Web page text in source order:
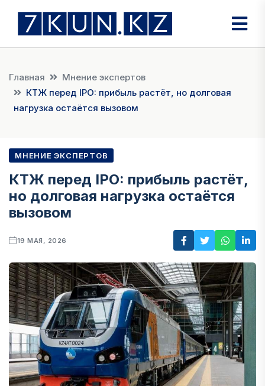
Главная
Мнение экспертов
КТЖ перед IPO: прибыль растёт, но долговая
нагрузка остаётся вызовом
МНЕНИЕ ЭКСПЕРТОВ
КТЖ перед IPO: прибыль растёт,
но долговая нагрузка остаётся
вызовом
19 МАЯ, 2026